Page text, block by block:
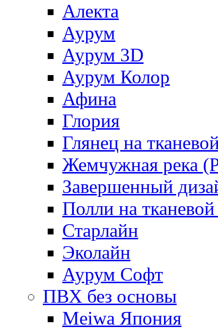
Алекта
Аурум
Аурум 3D
Аурум Колор
Афина
Глория
Глянец на
Жемчужная река
Завершенный
Полли на
Старлайн
Эколайн
Аурум Софт
ПВХ без основы
Meiwa Япония